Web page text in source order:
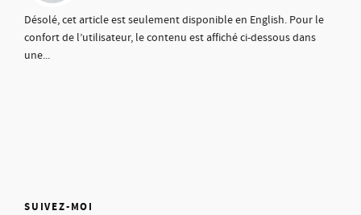
Désolé, cet article est seulement disponible en English. Pour le
confort de l’utilisateur, le contenu est affiché ci-dessous dans
une...
SUIVEZ-MOI